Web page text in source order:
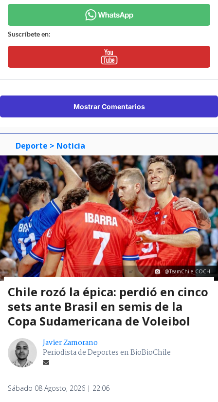
Suscríbete en:
Mostrar Comentarios
Deporte > Noticia
@TeamChile_COCH
Chile rozó la épica: perdió en cinco
sets ante Brasil en semis de la
Copa Sudamericana de Voleibol
Javier Zamorano
Periodista de Deportes en BioBioChile
Sábado 08 Agosto, 2026 | 22:06